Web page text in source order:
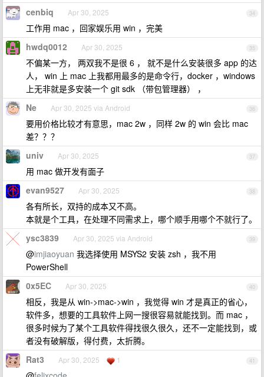
34
cenbiq Apr 30, 2025
工作用 mac ，回家娱乐用 win ，完美
35
hwdq0012 Apr 30, 2025
不偏某一方， 两双我不是很 6 ， 就不是什么安装很多 app 的达
人， win 上 mac 上我都用最多的是命令行，docker ，windows
上无非就是多安装一个 git sdk （带包管理器） ，
36
Ne Apr 30, 2025 via Android
要用价格比较才有意思，mac 2w ，同样 2w 的 win 会比 mac
差？？？
37
univ Apr 30, 2025
用 mac 做开发有面子
38
evan9527 Apr 30, 2025
各有所长，双持的成本又不高。
本就是个工具，在处理不同需求上，哪个顺手用哪个不就行了。
39
ysc3839 Apr 30, 2025 via Android
@imjiaoyuan 我选择使用 MSYS2 安装 zsh ，我不用
PowerShell
40
0x5EC Apr 30, 2025
相反，我是从 win->mac->win ，我觉得 win 才是真正的省心，
软件多，想要的工具软件上网一搜很容易就能找到。而 mac ，
很多时候为了某个工具软件得找很久很久，还不一定能找到，或
者没有破解版，得付费，太折腾。
41
Rat3 Apr 30, 2025 1